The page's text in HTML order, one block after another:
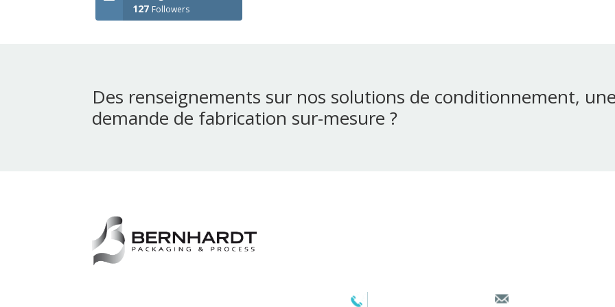
127 Followers
Des renseignements sur nos solutions de conditionnement, une
demande de fabrication sur-mesure ?